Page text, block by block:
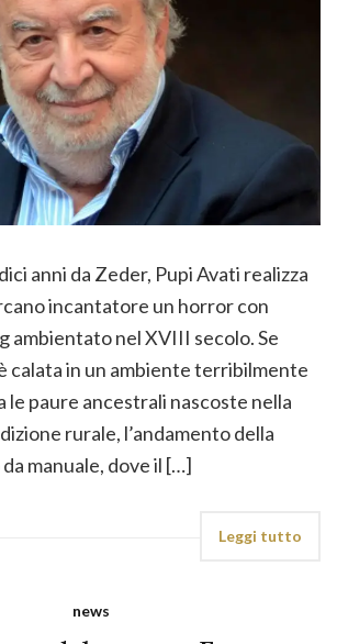
anni da Zeder, Pupi Avati realizza
incantatore un horror con
ambientato nel XVIII secolo. Se
calata in un ambiente terribilmente
le paure ancestrali nascoste nella
rurale, l’andamento della
manuale, dove il […]
Leggi tutto
news